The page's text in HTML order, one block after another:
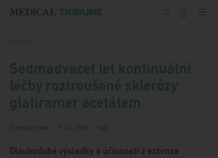
Sedmadvacet let kontinuální
léčby roztroušené sklerózy
glatiramer acetátem
3 minuty čtení 9. 10. 2019 red
Dlouhodobé výsledky o účinnosti z extenze